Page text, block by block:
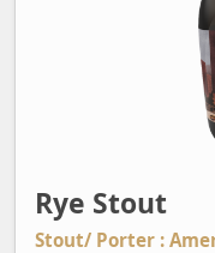
Rye Stout
Stout/ Porter :